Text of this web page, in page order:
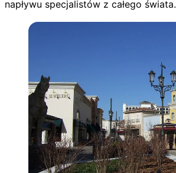
napływu specjalistów z całego świata.